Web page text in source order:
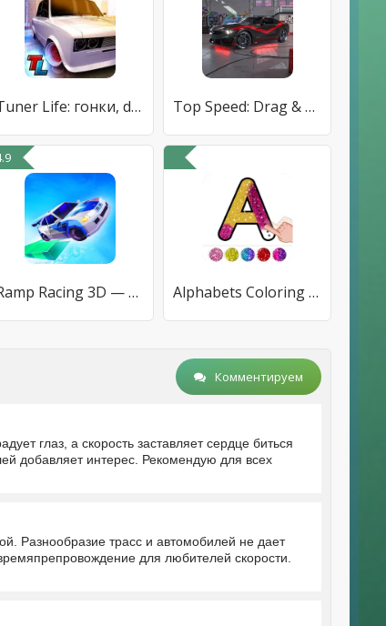
Tuner Life: гонки, drag racing Top Speed: Drag & Fast Racing
Ramp Racing 3D — Гонки и трюки Alphabets Coloring book
Комментируем
глаз, а скорость заставляет сердце биться
добавляет интерес. Рекомендую для всех
Разнообразие трасс и автомобилей не дает
для любителей скорости.